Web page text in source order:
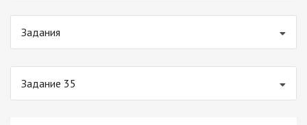
Задания
Задание 35